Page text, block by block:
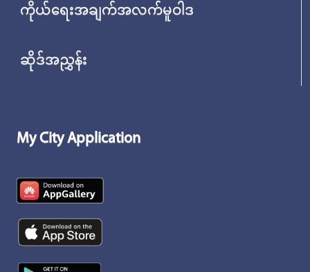
ကိုယ်ရေးအချက်အလက်မူဝါဒ
ဆိုဒ်အညွှန်း
My City Application